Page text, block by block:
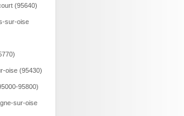
(95640)
sur-oise
oise (95430)
95800)
sur-oise